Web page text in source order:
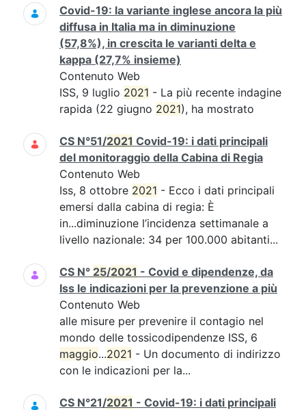
Covid-19: la variante inglese ancora la più
diffusa in Italia ma in diminuzione
(57,8%), in crescita le varianti delta e
kappa (27,7% insieme)
Contenuto Web
ISS, 9 luglio 2021 - La più recente indagine
rapida (22 giugno 2021), ha mostrato
CS N°51/2021 Covid-19: i dati principali
del monitoraggio della Cabina di Regia
Contenuto Web
Iss, 8 ottobre 2021 - Ecco i dati principali
emersi dalla cabina di regia: È
in...diminuzione l’incidenza settimanale a
livello nazionale: 34 per 100.000 abitanti...
CS N° 25/2021 - Covid e dipendenze, da
Iss le indicazioni per la prevenzione a più
Contenuto Web
alle misure per prevenire il contagio nel
mondo delle tossicodipendenze ISS, 6
maggio...2021 - Un documento di indirizzo
con le indicazioni per la...
CS N°21/2021 - Covid-19: i dati principali